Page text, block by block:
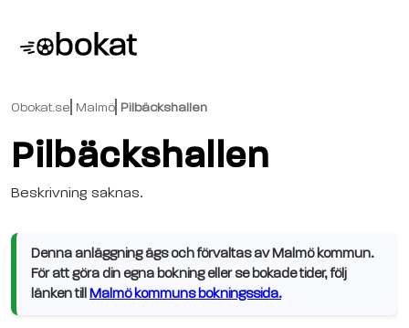
Obokat.se Malmö Pilbäckshallen
Pilbäckshallen
Beskrivning saknas.
Denna anläggning ägs och förvaltas av Malmö kommun.
För att göra din egna bokning eller se bokade tider, följ
länken till Malmö kommuns bokningssida.